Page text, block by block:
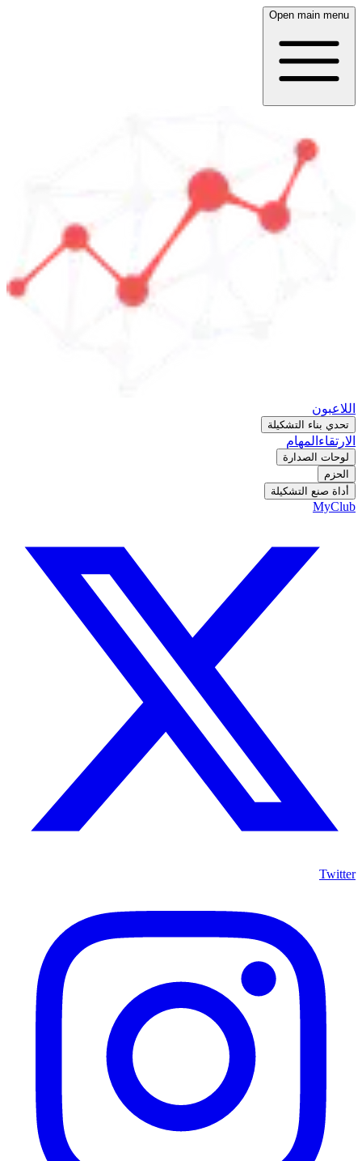
Open main menu
اللاعبون
تحدي بناء التشكيلة
الارتقاء المهام
لوحات الصدارة
الحزم
أداة صنع التشكيلة
MyClub
Twitter